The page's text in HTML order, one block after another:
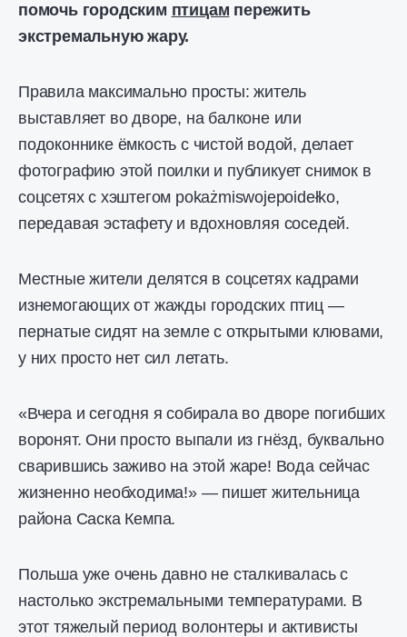
помочь городским птицам пережить
экстремальную жару.
Правила максимально просты: житель
выставляет во дворе, на балконе или
подоконнике ёмкость с чистой водой, делает
фотографию этой поилки и публикует снимок в
соцсетях с хэштегом pokażmiswojepoidełko,
передавая эстафету и вдохновляя соседей.
Местные жители делятся в соцсетях кадрами
изнемогающих от жажды городских птиц —
пернатые сидят на земле с открытыми клювами,
у них просто нет сил летать.
«Вчера и сегодня я собирала во дворе погибших
воронят. Они просто выпали из гнёзд, буквально
сварившись заживо на этой жаре! Вода сейчас
жизненно необходима!» — пишет жительница
района Саска Кемпа.
Польша уже очень давно не сталкивалась с
настолько экстремальными температурами. В
этот тяжелый период волонтеры и активисты